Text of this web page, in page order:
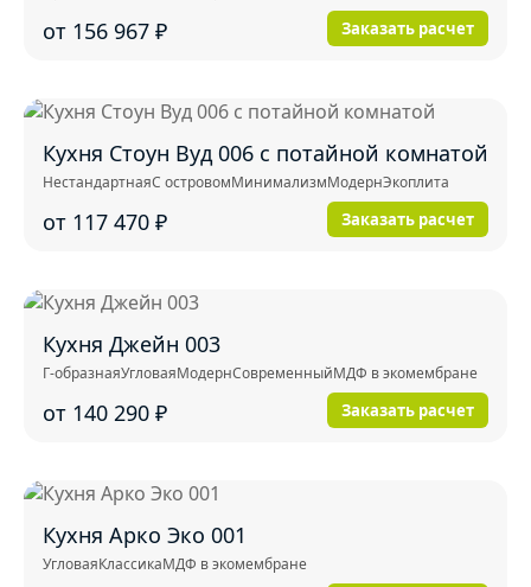
от 156 967 ₽ Заказать расчет
Кухня Стоун Вуд 006 с потайной комнатой
НестандартнаяС островомМинимализмМодернЭкоплита
от 117 470 ₽ Заказать расчет
Кухня Джейн 003
Г-образнаяУгловаяМодернСовременныйМДФ в экомембране
от 140 290 ₽ Заказать расчет
Кухня Арко Эко 001
УгловаяКлассикаМДФ в экомембране